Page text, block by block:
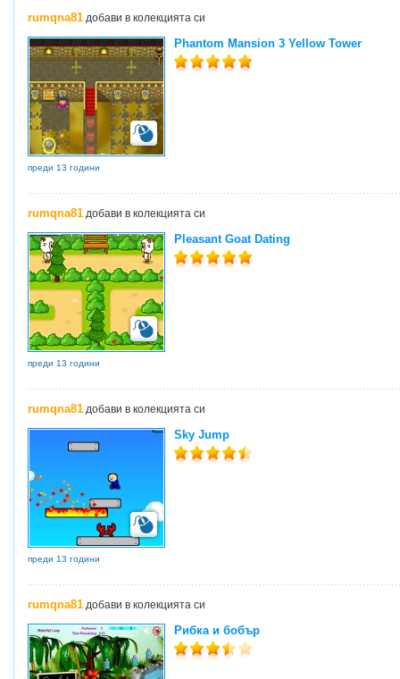
rumqna81 добави в колекцията си
Phantom Mansion 3 Yellow Tower
преди 13 години
rumqna81 добави в колекцията си
Pleasant Goat Dating
преди 13 години
rumqna81 добави в колекцията си
Sky Jump
преди 13 години
rumqna81 добави в колекцията си
Рибка и бобър